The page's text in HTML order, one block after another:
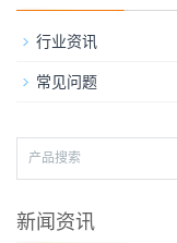
行业资讯
常见问题
新闻资讯